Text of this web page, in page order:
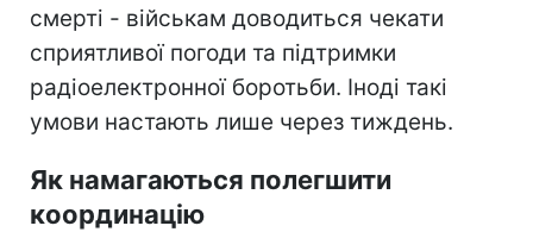
смерті - військам доводиться чекати
сприятливої погоди та підтримки
радіоелектронної боротьби. Іноді такі
умови настають лише через тиждень.
Як намагаються полегшити
координацію